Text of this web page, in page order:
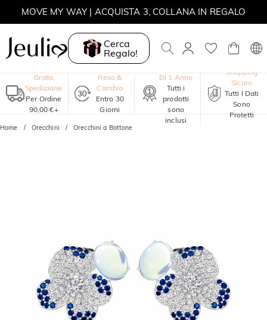
MOVE MY WAY | ACQUISTA 3, COLLANA IN REGALO
Cerca
Regalo!
Gratis
Spedizione
Per Ordine
90,00 €+
Reso &
Cambio
Entro 30
Giorni
Di 1 Anno
Tutti i
prodotti
sono
inclusi
Shopping
Sicuro
Tutti I Dati
Sono
Protetti
Home Orecchini Orecchini a Bottone